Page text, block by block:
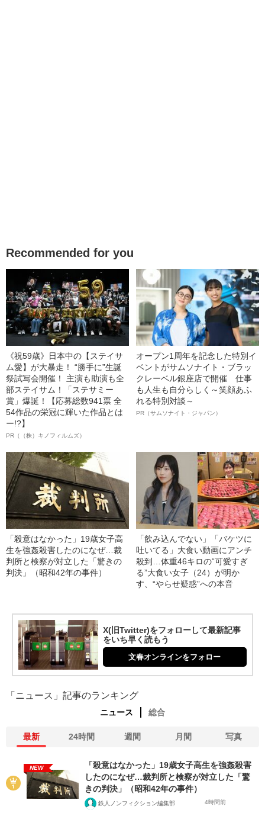
Recommended for you
《祝59歳》日本中の【ステイサ
ム愛】が大暴走！ “勝手に”生誕
祭試写会開催！ 主演も助演も全
部ステイサム！「ステサミー
賞」爆誕！【応募総数941票 全
54作品の栄冠に輝いた作品とは
ー!?】
PR（（株）キノフィルムズ）
オープン1周年を記念した特別イ
ベントがサムソナイト・ブラッ
クレーベル銀座店で開催 仕事
も人生も自分らしく～笑顔あふ
れる特別対談～
PR（サムソナイト・ジャパン）
「殺意はなかった」19歳女子高
生を強姦殺害したのになぜ…裁
判所と検察が対立した「驚きの
判決」（昭和42年の事件）
「飲み込んでない」「バケツに
吐いてる」大食い動画にアンチ
殺到…体重46キロの“可愛すぎ
る”大食い女子（24）が明か
す、“やらせ疑惑”への本音
X(旧Twitter)をフォローして最新記事
をいち早く読もう
文春オンラインをフォロー
「ニュース」記事のランキング
ニュース 総合
最新 24時間 週間 月間 写真
NEW
「殺意はなかった」19歳女子高生を強姦殺害
したのになぜ…裁判所と検察が対立した「驚
きの判決」（昭和42年の事件）
鉄人ノンフィクション編集部 4時間前